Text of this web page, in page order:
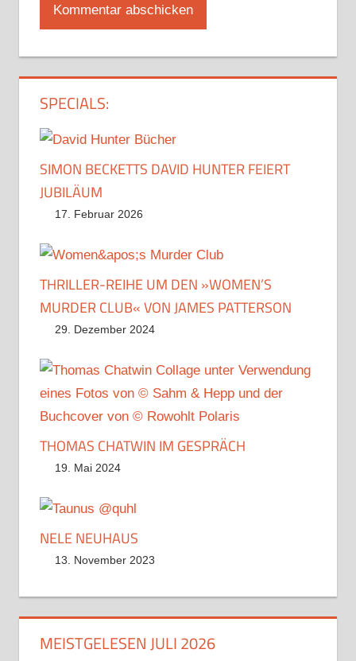
SPECIALS:
SIMON BECKETTS DAVID HUNTER FEIERT
JUBILÄUM
17. Februar 2026
THRILLER-REIHE UM DEN »WOMEN’S
MURDER CLUB« VON JAMES PATTERSON
29. Dezember 2024
THOMAS CHATWIN IM GESPRÄCH
19. Mai 2024
NELE NEUHAUS
13. November 2023
MEISTGELESEN JULI 2026